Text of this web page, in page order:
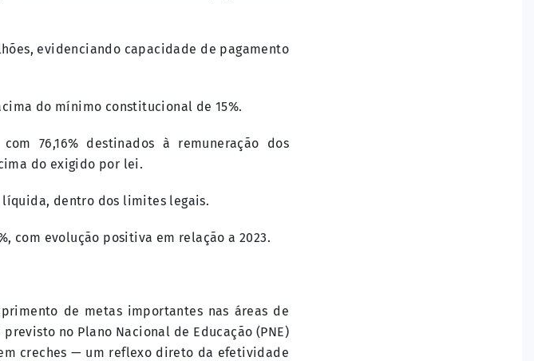
evidenciando capacidade de pagamento
do mínimo constitucional de 15%.
76,16% destinados à remuneração dos
do exigido por lei.
líquida, dentro dos limites legais.
com evolução positiva em relação a 2023.
de metas importantes nas áreas de
no Plano Nacional de Educação (PNE)
creches — um reflexo direto da efetividade